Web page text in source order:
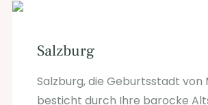
Salzburg
Salzburg, die Geburtsstadt von
besticht durch Ihre barocke